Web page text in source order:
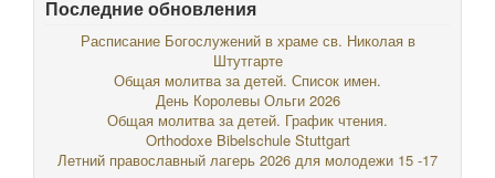
Последние обновления
Расписание Богослужений в храме св. Николая в
Штутгарте
Общая молитва за детей. Список имен.
День Королевы Ольги 2026
Общая молитва за детей. График чтения.
Orthodoxe Bibelschule Stuttgart
Летний православный лагерь 2026 для молодежи 15 -17